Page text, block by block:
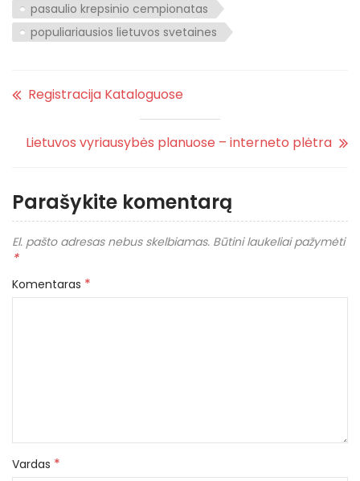
pasaulio krepsinio cempionatas
populiariausios lietuvos svetaines
Registracija Kataloguose
Lietuvos vyriausybės planuose – interneto plėtra
Parašykite komentarą
El. pašto adresas nebus skelbiamas. Būtini laukeliai pažymėti
*
Komentaras *
Vardas *